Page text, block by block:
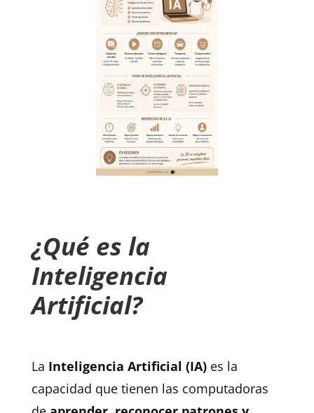
¿Qué es la
Inteligencia
Artificial?
La Inteligencia Artificial (IA)es la
capacidad que tienen las computadoras